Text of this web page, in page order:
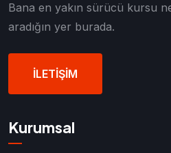
Bana en yakın sürücü kursu
aradığın yer burada.
İLETİŞİM
Kurumsal